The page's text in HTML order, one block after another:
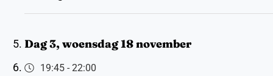
Dag 3, woensdag 18 november
19:45 -22:00